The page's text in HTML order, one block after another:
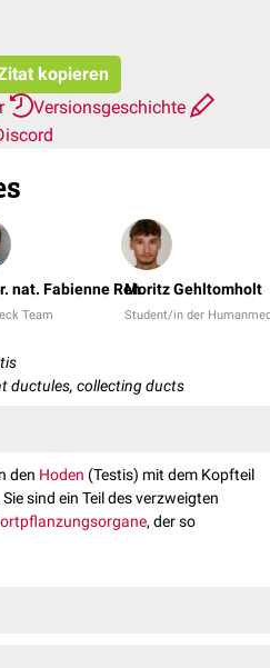
kopieren
Versionsgeschichte
nat. Fabienne Reh
Team
Moritz Gehltomholt
Student/in der
ductules, collecting ducts
den Hoden (Testis) mit dem Kopfteil
sind ein Teil des verzweigten
, der so